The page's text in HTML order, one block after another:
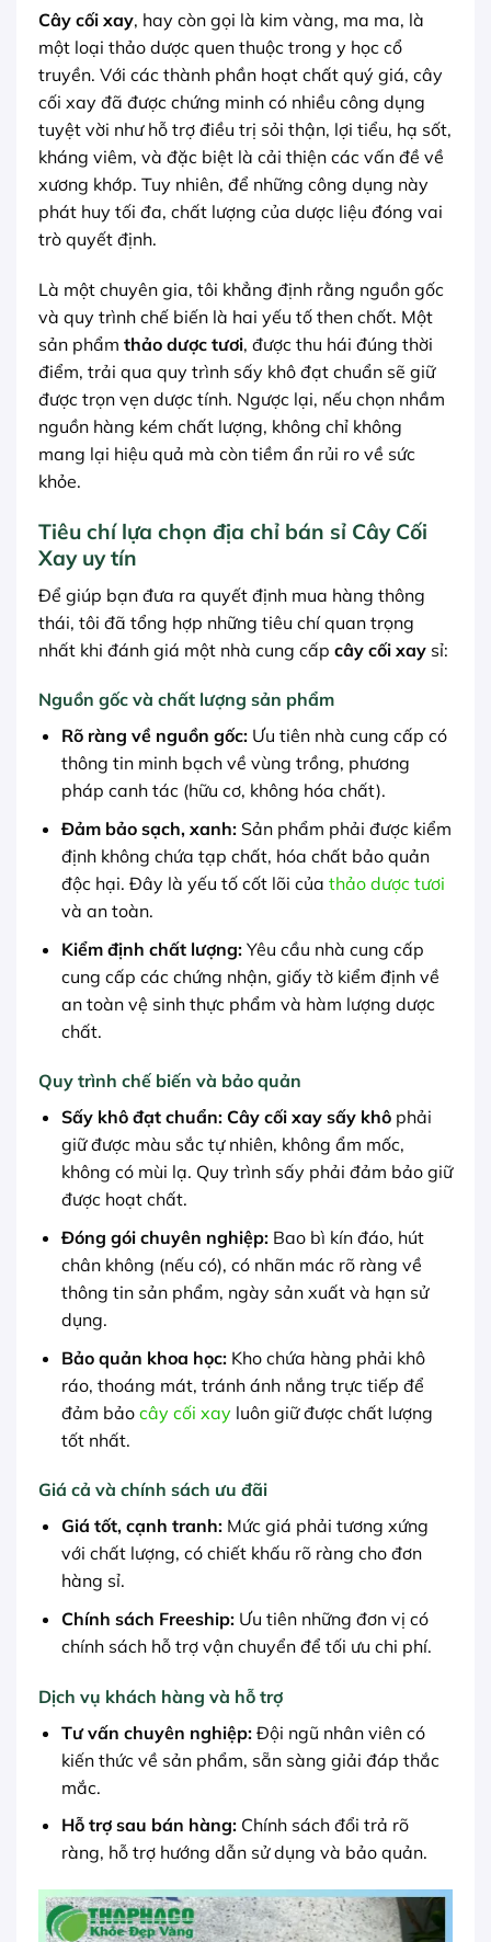
Cây cối xay, hay còn gọi là kim vàng, ma ma, là
một loại thảo dược quen thuộc trong y học cổ
truyền. Với các thành phần hoạt chất quý giá, cây
cối xay đã được chứng minh có nhiều công dụng
tuyệt vời như hỗ trợ điều trị sỏi thận, lợi tiểu, hạ sốt,
kháng viêm, và đặc biệt là cải thiện các vấn đề về
xương khớp. Tuy nhiên, để những công dụng này
phát huy tối đa, chất lượng của dược liệu đóng vai
trò quyết định.
Là một chuyên gia, tôi khẳng định rằng nguồn gốc
và quy trình chế biến là hai yếu tố then chốt. Một
sản phẩm thảo dược tươi, được thu hái đúng thời
điểm, trải qua quy trình sấy khô đạt chuẩn sẽ giữ
được trọn vẹn dược tính. Ngược lại, nếu chọn nhầm
nguồn hàng kém chất lượng, không chỉ không
mang lại hiệu quả mà còn tiềm ẩn rủi ro về sức
khỏe.
Tiêu chí lựa chọn địa chỉ bán sỉ Cây Cối
Xay uy tín
Để giúp bạn đưa ra quyết định mua hàng thông
thái, tôi đã tổng hợp những tiêu chí quan trọng
nhất khi đánh giá một nhà cung cấp cây cối xay sỉ:
Nguồn gốc và chất lượng sản phẩm
Rõ ràng về nguồn gốc:Ưu tiên nhà cung cấp có
thông tin minh bạch về vùng trồng, phương
pháp canh tác (hữu cơ, không hóa chất).
Đảm bảo sạch, xanh:Sản phẩm phải được kiểm
định không chứa tạp chất, hóa chất bảo quản
độc hại. Đây là yếu tố cốt lõi của thảo dược tươi
và an toàn.
Kiểm định chất lượng:Yêu cầu nhà cung cấp
cung cấp các chứng nhận, giấy tờ kiểm định về
an toàn vệ sinh thực phẩm và hàm lượng dược
chất.
Quy trình chế biến và bảo quản
Sấy khô đạt chuẩn: Cây cối xay sấy khôphải
giữ được màu sắc tự nhiên, không ẩm mốc,
không có mùi lạ. Quy trình sấy phải đảm bảo giữ
được hoạt chất.
Đóng gói chuyên nghiệp:Bao bì kín đáo, hút
chân không (nếu có), có nhãn mác rõ ràng về
thông tin sản phẩm, ngày sản xuất và hạn sử
dụng.
Bảo quản khoa học:Kho chứa hàng phải khô
ráo, thoáng mát, tránh ánh nắng trực tiếp để
đảm bảo cây cối xayluôn giữ được chất lượng
tốt nhất.
Giá cả và chính sách ưu đãi
Giá tốt, cạnh tranh:Mức giá phải tương xứng
với chất lượng, có chiết khấu rõ ràng cho đơn
hàng sỉ.
Chính sách Freeship:Ưu tiên những đơn vị có
chính sách hỗ trợ vận chuyển để tối ưu chi phí.
Dịch vụ khách hàng và hỗ trợ
Tư vấn chuyên nghiệp:Đội ngũ nhân viên có
kiến thức về sản phẩm, sẵn sàng giải đáp thắc
mắc.
Hỗ trợ sau bán hàng:Chính sách đổi trả rõ
ràng, hỗ trợ hướng dẫn sử dụng và bảo quản.